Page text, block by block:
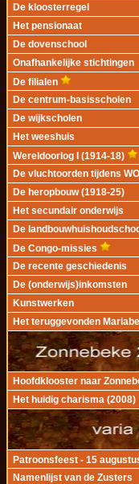
De kloosterregel
Het pensionaat
De dovenschool
Onafhankelijke stichtingen
De filialen
De centrum-basisscholen
De wijkscholen
Het weeshuis
Wereldoorlog I (1914-18)
De vluchtoorden tijdens WO I
De heropbouw (1918-25)
Het secundair onderwijs
De
De Congo-missies
De recente geschiedenis
De (onderwijs)inkomsten
Kunstwerken
Het teruggevonden
Hoofdklooster naar
Het huidig charisma (2008)
Patroonsfeest - 15
Namenlijst van de Zusters